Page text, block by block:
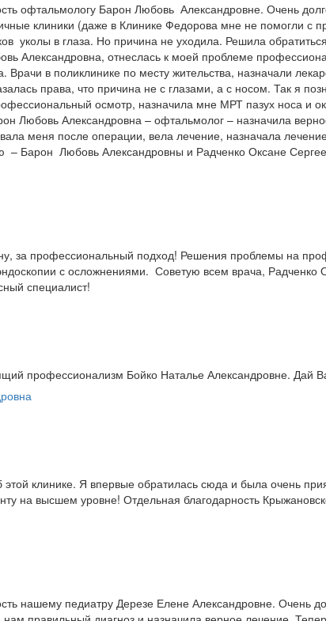
офтальмологу Барон Любовь Александровне. Очень
клиники (даже в Клинике Федорова мне не помогли с
уколы в глаза. Но причина не уходила. Решила
Александровна, отнеслась к моей проблеме
Врачи в поликлинике по месту жительства, назначали
права, что причина не с глазами, а с носом. Так я
осмотр, назначила мне МРТ пазух носа и
Любовь Александровна – офтальмолог – назначила
меня после операции, вела лечение, назначала
Барон Любовь Александровны и Радченко Оксане
за профессиональный подход! Решения проблемы на
с осложнениями. Советую всем врача, Радченко
специалист!
профессионализм Бойко Наталье Александровне.
клинике. Я впервые обратилась сюда и была очень
на высшем уровне! Отдельная благодарность
нашему педиатру Дерезе Елене Александровне. Очень